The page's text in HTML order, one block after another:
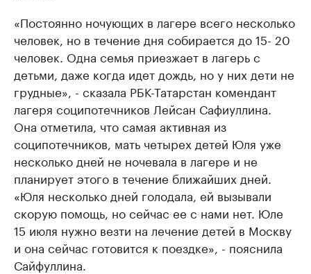
«Постоянно ночующих в лагере всего несколько
человек, но в течение дня собирается до 15- 20
человек. Одна семья приезжает в лагерь с
детьми, даже когда идет дождь, но у них дети не
грудные», - сказала РБК-Татарстан комендант
лагеря соципотечников Лейсан Сафиуллина.
Она отметила, что самая активная из
соципотечников, мать четырех детей Юля уже
несколько дней не ночевала в лагере и не
планирует этого в течение ближайших дней.
«Юля несколько дней голодала, ей вызывали
скорую помощь, но сейчас ее с нами нет. Юле
15 июля нужно везти на лечение детей в Москву
и она сейчас готовится к поездке», - пояснила
Сайфуллина.